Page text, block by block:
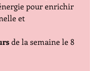
pour enrichir
et
de la semaine le 8